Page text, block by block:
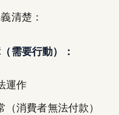
清楚：
需要行動）：
運作
（消費者無法付款）